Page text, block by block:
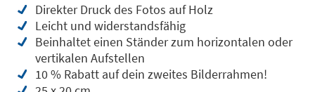
Direkter Druck des Fotos auf Holz
Leicht und widerstandsfähig
Beinhaltet einen Ständer zum horizontalen oder
vertikalen Aufstellen
10 % Rabatt auf dein zweites Bilderrahmen!